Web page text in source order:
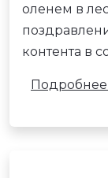
оленем в
контента в
Подробнее